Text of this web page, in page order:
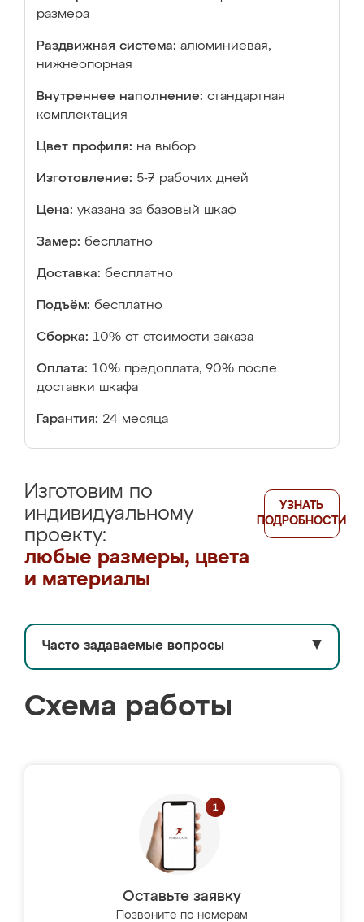
размера
Раздвижная система: алюминиевая,
нижнеопорная
Внутреннее наполнение: стандартная
комплектация
Цвет профиля: на выбор
Изготовление: 5-7 рабочих дней
Цена: указана за базовый шкаф
Замер: бесплатно
Доставка: бесплатно
Подъём: бесплатно
Сборка: 10% от стоимости заказа
Оплата: 10% предоплата, 90% после
доставки шкафа
Гарантия: 24 месяца
Изготовим по
индивидуальному
проекту:
любые размеры, цвета
и материалы
УЗНАТЬ
ПОДРОБНОСТИ
Часто задаваемые вопросы ▼
Схема работы
Оставьте заявку
Позвоните по номерам